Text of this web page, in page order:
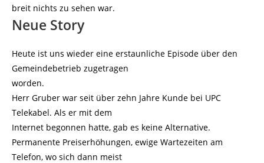
breit nichts zu sehen war.
Neue Story
Heute ist uns wieder eine erstaunliche Episode über den
Gemeindebetrieb zugetragen
worden.
Herr Gruber war seit über zehn Jahre Kunde bei UPC
Telekabel. Als er mit dem
Internet begonnen hatte, gab es keine Alternative.
Permanente Preiserhöhungen, ewige Wartezeiten am
Telefon, wo sich dann meist